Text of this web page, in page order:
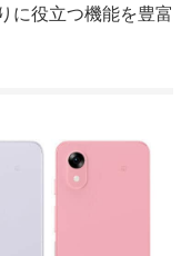
に役立つ機能を豊富